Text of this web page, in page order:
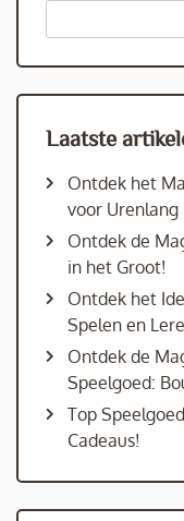
Laatste
Ontdek het
voor Urenlang
Ontdek de
in het Groot!
Ontdek het
Spelen en
Ontdek de
Speelgoed:
Top
Cadeaus!